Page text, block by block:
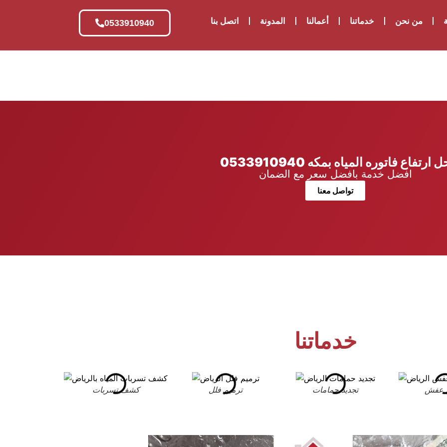
من نحن خدماتنا أعمالنا المدونة اتصل بنا 0533910940
ارتفاع فاتوره المياه بمكه 0533910940
افضل خدمة بافضل سعر مع الضمان
تواصل معنا
خدماتنا
كشف تسربات ترميم فلل تجديد حمامات عفش